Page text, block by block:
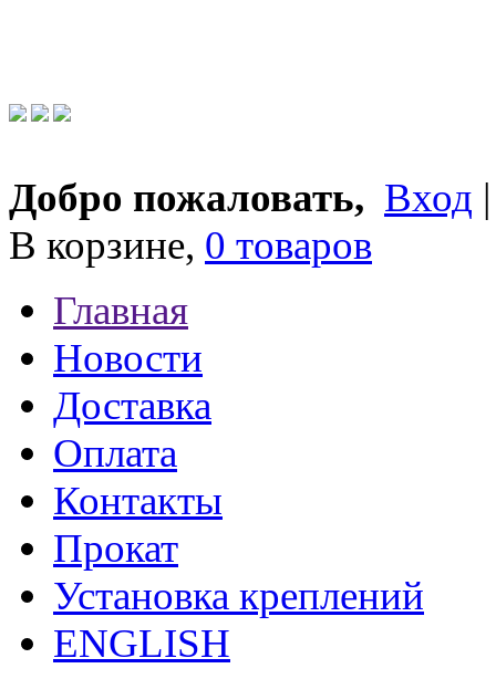
Добро пожаловать, Вход
В корзине, 0 товаров
Главная
Новости
Доставка
Оплата
Контакты
Прокат
Установка креплений
ENGLISH